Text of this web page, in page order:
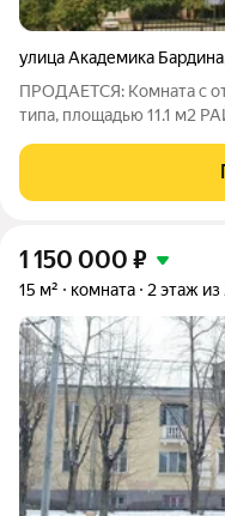
улица Академика Бардина
ПРОДАЕТСЯ: Комната с
типа, площадью 11.1 м2
Панельный . В любое
южная. КОМНАТА: Комната
1 150 000 ₽
15 м² комната 2 этаж из